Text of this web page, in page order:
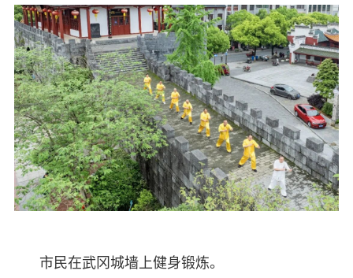
市民在武冈城墙上健身锻炼。